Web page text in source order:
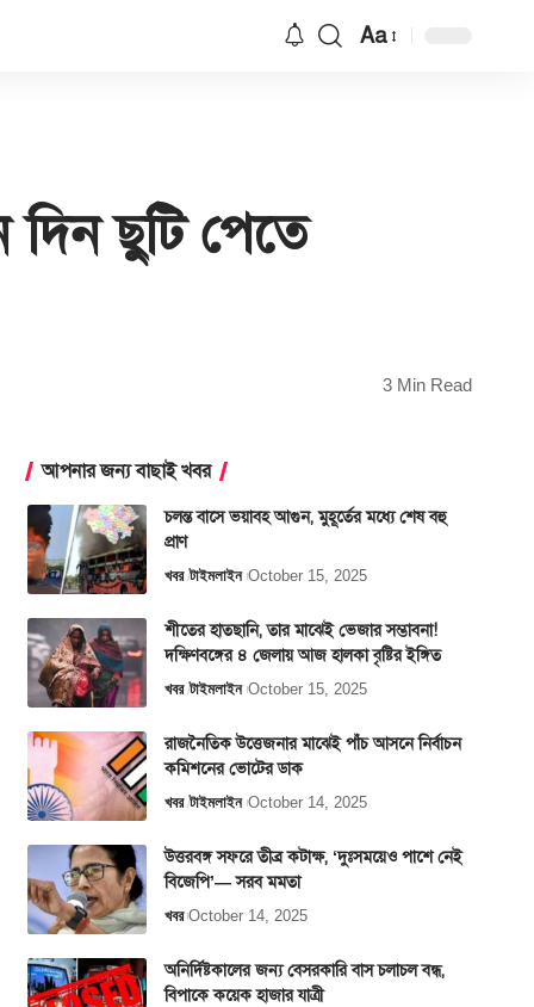
Font
Aa
দিন ছুটি পেতে
3 Min Read
আপনার জন্য বাছাই খবর
চলন্ত বাসে ভয়াবহ আগুন, মুহূর্তের মধ্যে শেষ বহু
প্রাণ
খবর টাইমলাইন October 15, 2025
শীতের হাতছানি, তার মাঝেই ভেজার সম্ভাবনা!
দক্ষিণবঙ্গের ৪ জেলায় আজ হালকা বৃষ্টির ইঙ্গিত
খবর টাইমলাইন October 15, 2025
রাজনৈতিক উত্তেজনার মাঝেই পাঁচ আসনে নির্বাচন
কমিশনের ভোটের ডাক
খবর টাইমলাইন October 14, 2025
উত্তরবঙ্গ সফরে তীব্র কটাক্ষ, ‘দুঃসময়েও পাশে নেই
বিজেপি’— সরব মমতা
খবর October 14, 2025
অনির্দিষ্টকালের জন্য বেসরকারি বাস চলাচল বন্ধ,
বিপাকে কয়েক হাজার যাত্রী